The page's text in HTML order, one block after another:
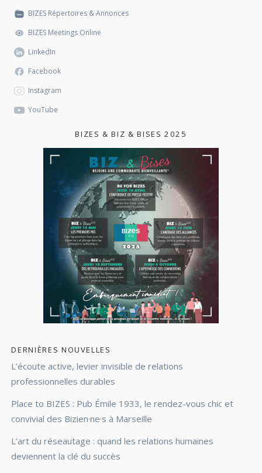
BIZES Répertoires & Annonces
BIZES Meetings Online
LinkedIn
Facebook
Instagram
YouTube
BIZES & BIZ & BISES 2025
DERNIÈRES NOUVELLES
L’écoute active, levier invisible de relations
professionnelles durables
Place to BIZES : Pub Émile 1933, le rendez-vous chic et
convivial des Bizien·ne·s à Marseille
L’art du réseautage : quand les relations humaines
deviennent la clé du succès